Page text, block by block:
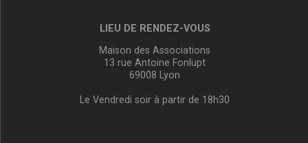
LIEU DE RENDEZ-VOUS
Maison des Associations
13 rue Antoine Fonlupt
69008 Lyon
Le Vendredi soir à partir de 18h30